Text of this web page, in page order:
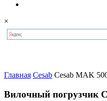
×
Главная Cesab Cesab MAK
Вилочный погрузчик